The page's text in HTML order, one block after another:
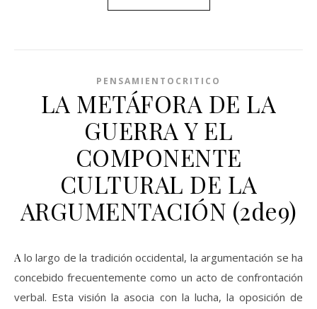
PENSAMIENTOCRITICO
LA METÁFORA DE LA
GUERRA Y EL
COMPONENTE
CULTURAL DE LA
ARGUMENTACIÓN (2de9)
A lo largo de la tradición occidental, la argumentación se ha
concebido frecuentemente como un acto de confrontación
verbal. Esta visión la asocia con la lucha, la oposición de